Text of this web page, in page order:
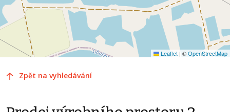
Leaflet | ©OpenStreetMap
Zpět na vyhledávání